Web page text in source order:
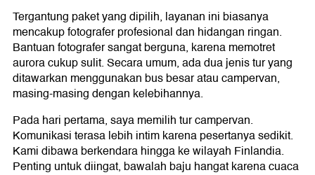
Tergantung paket yang dipilih, layanan ini biasanya
mencakup fotografer profesional dan hidangan ringan.
Bantuan fotografer sangat berguna, karena memotret
aurora cukup sulit. Secara umum, ada dua jenis tur yang
ditawarkan menggunakan bus besar atau campervan,
masing-masing dengan kelebihannya.
Pada hari pertama, saya memilih tur campervan.
Komunikasi terasa lebih intim karena pesertanya sedikit.
Kami dibawa berkendara hingga ke wilayah Finlandia.
Penting untuk diingat, bawalah baju hangat karena cuaca